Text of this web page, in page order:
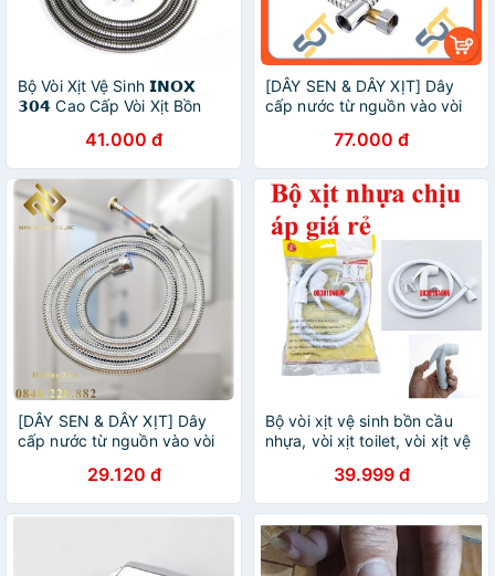
Bộ Vòi Xịt Vệ Sinh 𝗜𝗡𝗢𝗫
𝟯𝟬𝟰 Cao Cấp Vòi Xịt Bồn
41.000 đ
[DÂY SEN & DÂY XỊT] Dây
cấp nước từ nguồn vào vòi
rửa tay rửa chén & bồn cầu
77.000 đ
[DÂY SEN & DÂY XỊT] Dây
cấp nước từ nguồn vào vòi
rửa tay rửa chén & bồn cầu
29.120 đ
Bộ vòi xịt vệ sinh bồn cầu
nhựa, vòi xịt toilet, vòi xịt vệ
Cao dây 13mm dài 110cm,
xịt mạnh
39.999 đ